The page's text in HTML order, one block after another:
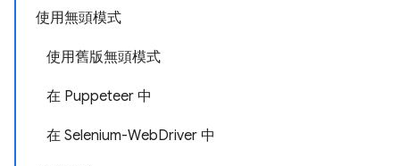
使用無頭模式
使用舊版無頭模式
在 Puppeteer 中
在 Selenium-WebDriver 中